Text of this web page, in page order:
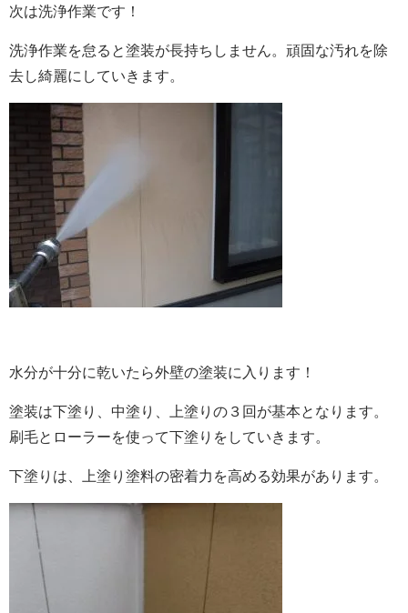
次は洗浄作業です！
洗浄作業を怠ると塗装が長持ちしません。頑固な汚れを除
去し綺麗にしていきます。
水分が十分に乾いたら外壁の塗装に入ります！
塗装は下塗り、中塗り、上塗りの３回が基本となります。
刷毛とローラーを使って下塗りをしていきます。
下塗りは、上塗り塗料の密着力を高める効果があります。